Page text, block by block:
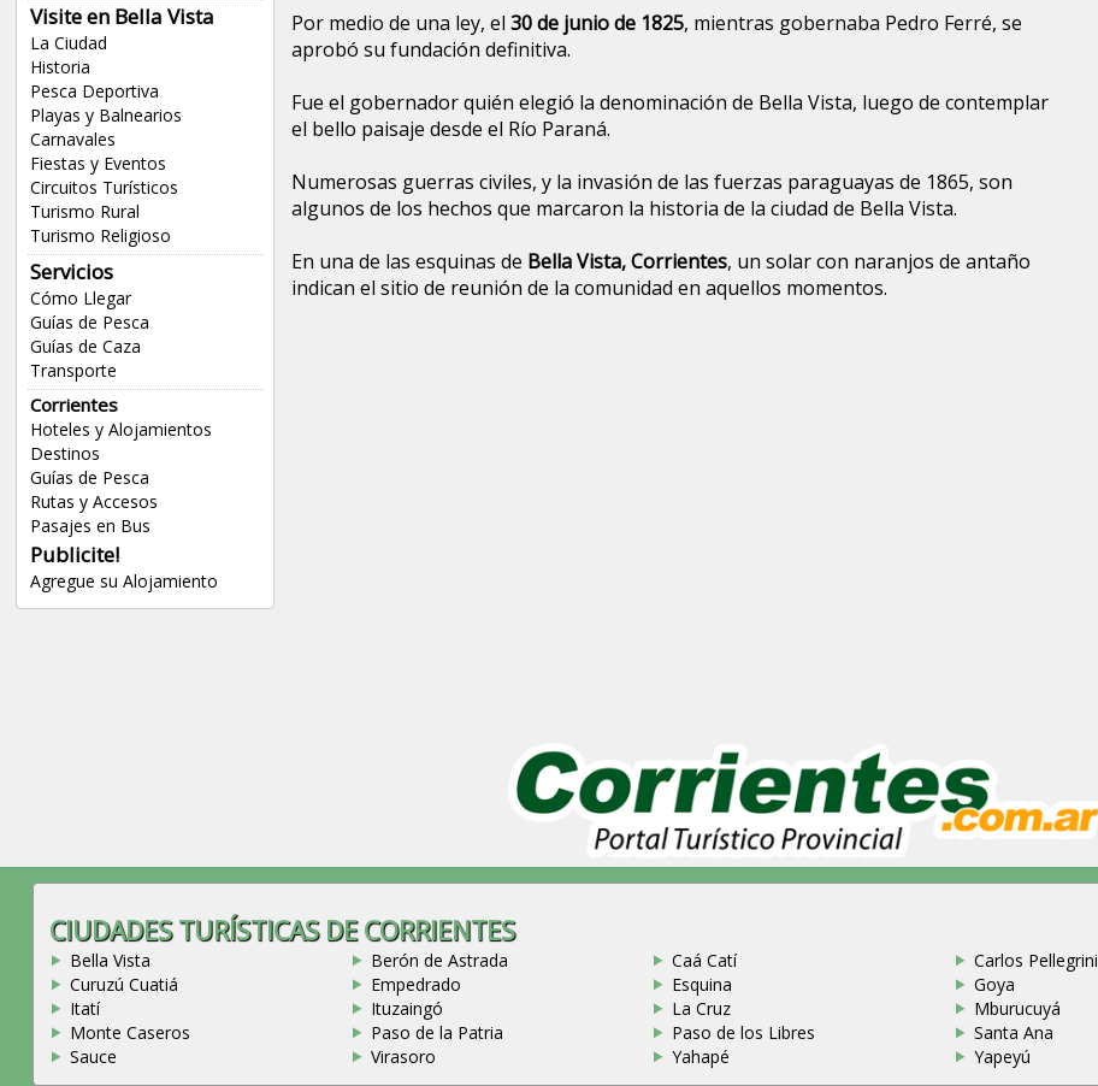
Visite en Bella Vista
La Ciudad
Historia
Pesca Deportiva
Playas y Balnearios
Carnavales
Fiestas y Eventos
Circuitos Turísticos
Turismo Rural
Turismo Religioso
Servicios
Cómo Llegar
Guías de Pesca
Guías de Caza
Transporte
Corrientes
Hoteles y Alojamientos
Destinos
Guías de Pesca
Rutas y Accesos
Pasajes en Bus
Publicite!
Agregue su Alojamiento
Por medio de una ley, el 30 de junio de 1825, mientras gobernaba Pedro Ferré, se
aprobó su fundación definitiva.
Fue el gobernador quién elegió la denominación de Bella Vista, luego de contemplar
el bello paisaje desde el Río Paraná.
Numerosas guerras civiles, y la invasión de las fuerzas paraguayas de 1865, son
algunos de los hechos que marcaron la historia de la ciudad de Bella Vista.
En una de las esquinas de Bella Vista, Corrientes, un solar con naranjos de antaño
indican el sitio de reunión de la comunidad en aquellos momentos.
CIUDADES TURÍSTICAS DE CORRIENTES
Bella Vista Berón de Astrada Caá Catí Carlos Pellegrini
Curuzú Cuatiá
Empedrado Esquina Goya
Itatí
Ituzaingó La Cruz Mburucuyá
Monte Caseros
Paso de la Patria Paso de los Libres Santa Ana
Sauce
Virasoro Yahapé Yapeyú